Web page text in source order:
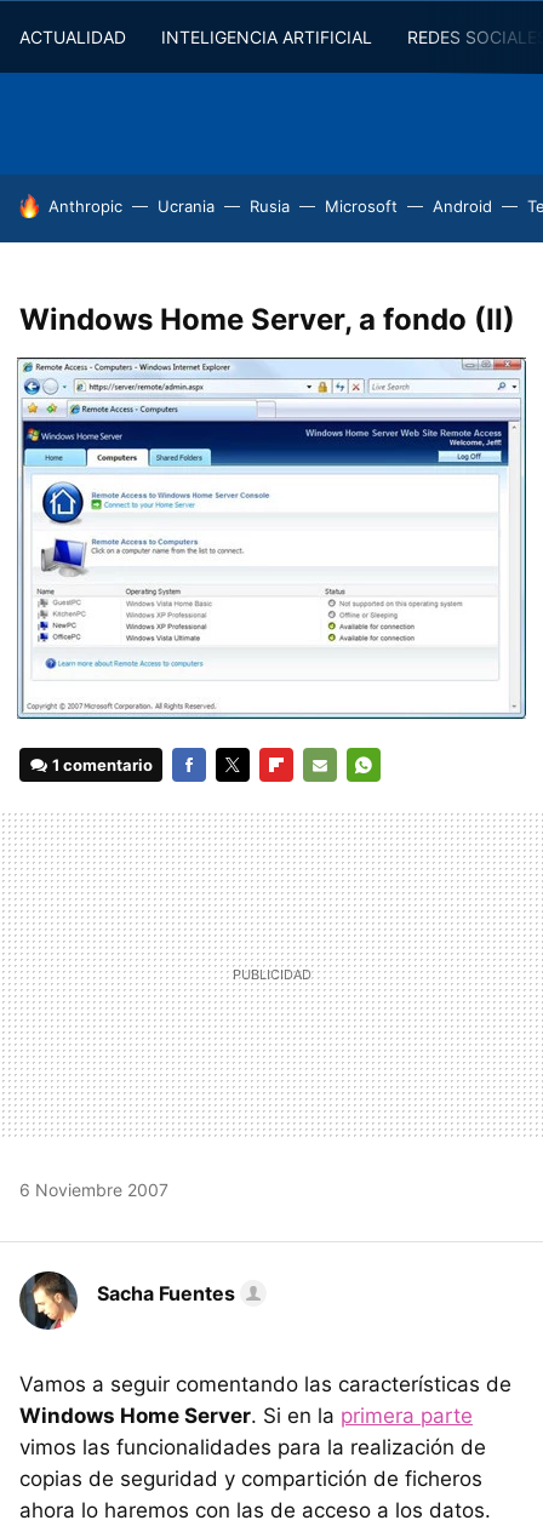
ACTUALIDAD INTELIGENCIA ARTIFICIAL REDES
HOY SE HABLA DE
Anthropic Ucrania Rusia Microsoft Android
Windows Home Server, a fondo (II)
1 comentario
MAIL
6 Noviembre 2007
Sacha Fuentes
Vamos a seguir comentando las características de
Windows Home Server. Si en la primera parte
vimos las funcionalidades para la realización de
copias de seguridad y compartición de ficheros
ahora lo haremos con las de acceso a los datos.